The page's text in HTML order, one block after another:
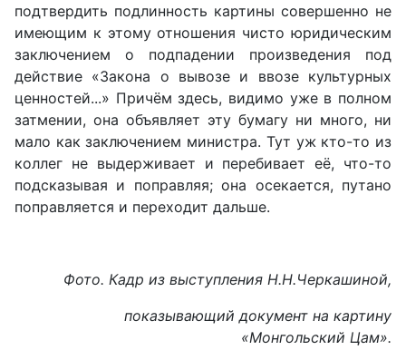
подтвердить подлинность картины совершенно не
имеющим к этому отношения чисто юридическим
заключением о подпадении произведения под
действие «Закона о вывозе и ввозе культурных
ценностей...» Причём здесь, видимо уже в полном
затмении, она объявляет эту бумагу ни много, ни
мало как заключением министра. Тут уж кто-то из
коллег не выдерживает и перебивает её, что-то
подсказывая и поправляя; она осекается, путано
поправляется и переходит дальше.
Фото. Кадр из выступления Н.Н.Черкашиной,
показывающий документ на картину
«Монгольский Цам».